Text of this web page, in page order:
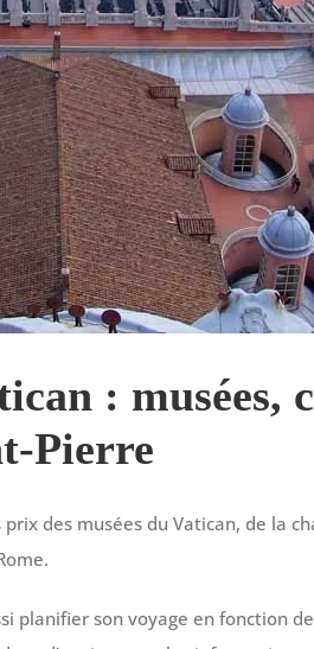
: musées,
Pierre
des musées du Vatican, de la
planifier son voyage en fonction